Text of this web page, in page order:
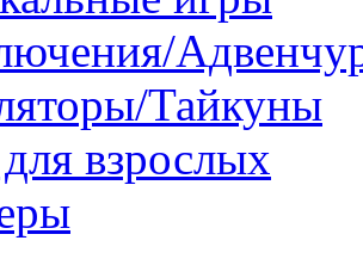
Тайкуны
взрослых